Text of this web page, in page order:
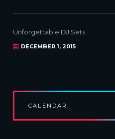
Unforgettable DJ Sets
DECEMBER 1, 2015
CALENDAR